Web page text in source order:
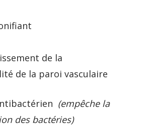
de la
de la paroi vasculaire
(empêche la
des bactéries)